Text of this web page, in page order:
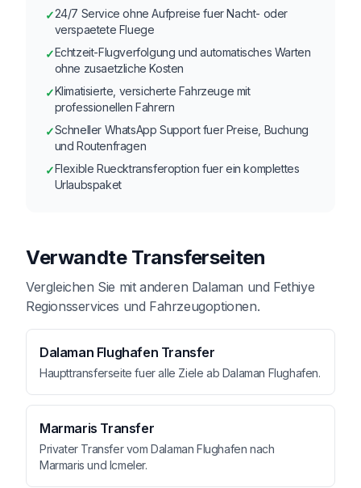
✓24/7 Service ohne Aufpreise fuer Nacht- oder
verspaetete Fluege
✓Echtzeit-Flugverfolgung und automatisches Warten
ohne zusaetzliche Kosten
✓Klimatisierte, versicherte Fahrzeuge mit
professionellen Fahrern
✓Schneller WhatsApp Support fuer Preise, Buchung
und Routenfragen
✓Flexible Ruecktransferoption fuer ein komplettes
Urlaubspaket
Verwandte Transferseiten
Vergleichen Sie mit anderen Dalaman und Fethiye
Regionsservices und Fahrzeugoptionen.
Dalaman Flughafen Transfer
Haupttransferseite fuer alle Ziele ab Dalaman Flughafen.
Marmaris Transfer
Privater Transfer vom Dalaman Flughafen nach
Marmaris und Icmeler.